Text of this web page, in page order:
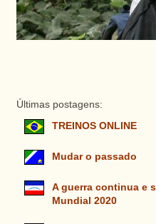
Últimas postagens:
TREINOS ONLINE
Mudar o passado
A guerra continua e
Mundial 2020